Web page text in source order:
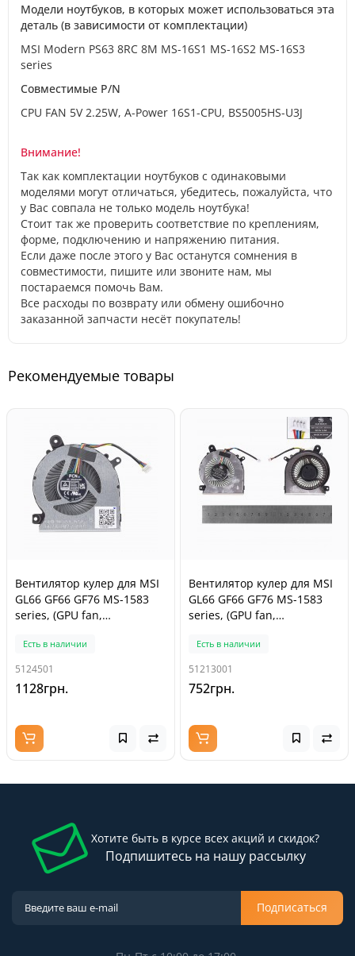
Модели ноутбуков, в которых может использоваться эта
деталь (в зависимости от комплектации)
MSI Modern PS63 8RC 8M MS-16S1 MS-16S2 MS-16S3
series
Совместимые P/N
CPU FAN 5V 2.25W, A-Power 16S1-CPU, BS5005HS-U3J
Внимание!
Так как комплектации ноутбуков с одинаковыми
моделями могут отличаться, убедитесь, пожалуйста, что
у Вас совпала не только модель ноутбука!
Стоит так же проверить соответствие по креплениям,
форме, подключению и напряжению питания.
Если даже после этого у Вас останутся сомнения в
совместимости, пишите или звоните нам, мы
постараемся помочь Вам.
Все расходы по возврату или обмену ошибочно
заказанной запчасти несёт покупатель!
Рекомендуемые товары
Вентилятор кулер для MSI
GL66 GF66 GF76 MS-1583
series, (GPU fan,
Original)
Есть в наличии
5124501
1128грн.
Вентилятор кулер для MSI
GL66 GF66 GF76 MS-1583
series, (GPU fan,
Есть в наличии
51213001
752грн.
Хотите быть в курсе всех акций и скидок?
Подпишитесь на нашу рассылку
Подписаться